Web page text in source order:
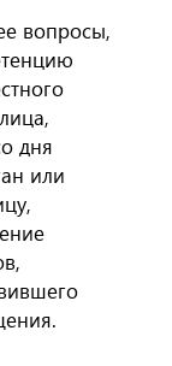
вопросы,
дня
или